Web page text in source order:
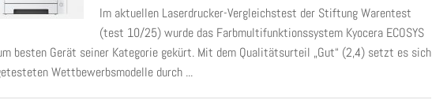
Im aktuellen Laserdrucker-Vergleichstest der Stiftung Warentest
(test 10/25) wurde das Farbmultifunktionssystem Kyocera ECOSYS
besten Gerät seiner Kategorie gekürt. Mit dem Qualitätsurteil „Gut“ (2,4) setzt es sich
Wettbewerbsmodelle durch ...